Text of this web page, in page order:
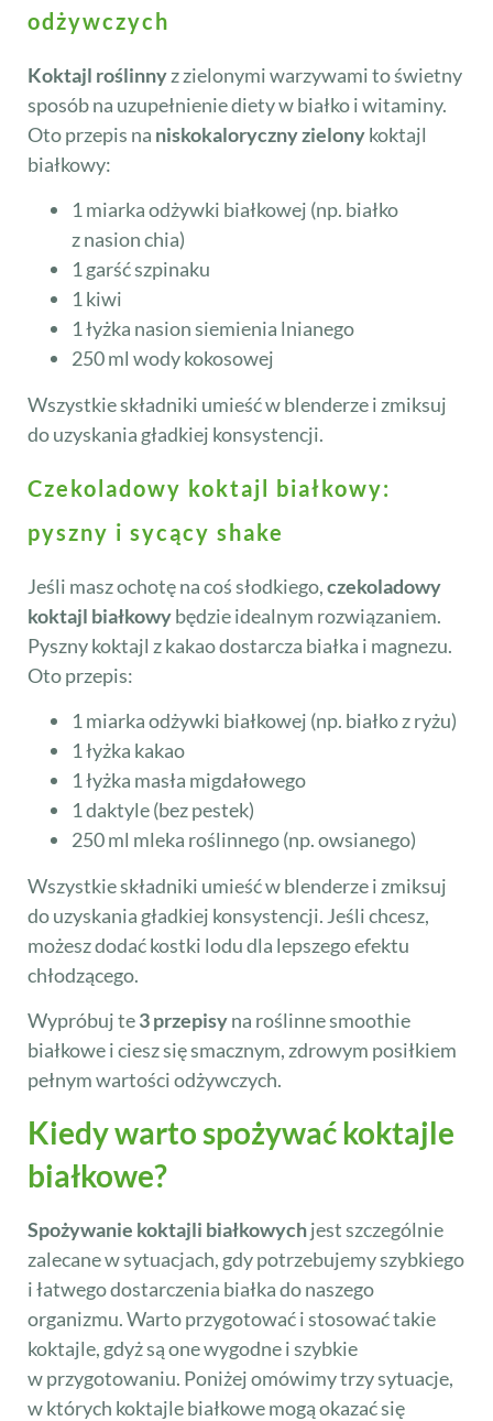
odżywczych
Koktajl roślinnyz zielonymi warzywami to świetny
sposób na uzupełnienie diety w białko i witaminy.
Oto przepis na niskokaloryczny zielonykoktajl
białkowy:
1 miarka odżywki białkowej (np. białko
z nasion chia)
1 garść szpinaku
1 kiwi
1 łyżka nasion siemienia lnianego
250 ml wody kokosowej
Wszystkie składniki umieść w blenderze i zmiksuj
do uzyskania gładkiej konsystencji.
Czekoladowy koktajl białkowy:
pyszny i sycący shake
Jeśli masz ochotę na coś słodkiego,czekoladowy
koktajl białkowybędzie idealnym rozwiązaniem.
Pyszny koktajl z kakao dostarcza białka i magnezu.
Oto przepis:
1 miarka odżywki białkowej (np. białko z ryżu)
1 łyżka kakao
1 łyżka masła migdałowego
1 daktyle (bez pestek)
250 ml mleka roślinnego (np. owsianego)
Wszystkie składniki umieść w blenderze i zmiksuj
do uzyskania gładkiej konsystencji. Jeśli chcesz,
możesz dodać kostki lodu dla lepszego efektu
chłodzącego.
Wypróbuj te3 przepisyna roślinne smoothie
białkowe i ciesz się smacznym, zdrowym posiłkiem
pełnym wartości odżywczych.
Kiedy warto spożywać koktajle
białkowe?
Spożywanie koktajli białkowychjest szczególnie
zalecane w sytuacjach, gdy potrzebujemy szybkiego
i łatwego dostarczenia białka do naszego
organizmu. Warto przygotować i stosować takie
koktajle, gdyż są one wygodne i szybkie
w przygotowaniu. Poniżej omówimy trzy sytuacje,
w których koktajle białkowe mogą okazać się